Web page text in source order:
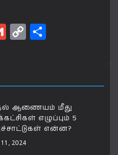
G
C
n
k
ஆணையம் மீது
எழுப்பும் 5
என்ன?
11, 2024